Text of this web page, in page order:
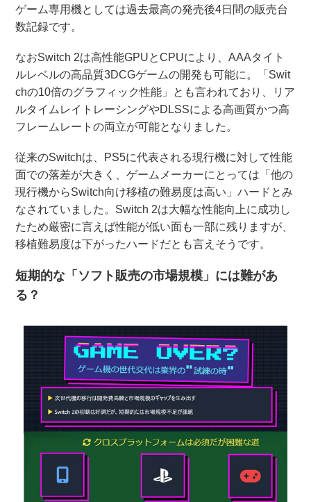
ゲーム専用機としては過去最高の発売後4日間の販売台
数記録です。
なおSwitch 2は高性能GPUとCPUにより、AAAタイト
ルレベルの高品質3DCGゲームの開発も可能に。「Swit
chの10倍のグラフィック性能」とも言われており、リア
ルタイムレイトレーシングやDLSSによる高画質かつ高
フレームレートの両立が可能となりました。
従来のSwitchは、PS5に代表される現行機に対して性能
面での落差が大きく、ゲームメーカーにとっては「他の
現行機からSwitch向け移植の難易度は高い」ハードとみ
なされていました。Switch 2は大幅な性能向上に成功し
たため厳密に言えば性能が低い面も一部に残りますが、
移植難易度は下がったハードだとも言えそうです。
短期的な「ソフト販売の市場規模」には難があ
る？